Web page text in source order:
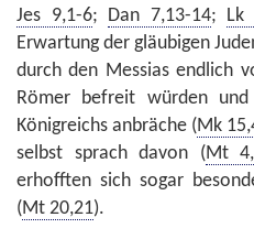
Jes 9,1-6; Dan 7,13-14; Lk
Erwartung der gläubigen
durch den Messias endlich
Römer befreit würden
Königreichs anbräche (Mk
selbst sprach davon (Mt
erhofften sich sogar
(Mt 20,21).